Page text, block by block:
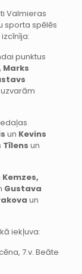
Valmieras
sporta spēlēs
punktus
Marks
un Kevins
Tīlens un
Gustava
un
iekļuva:
7.v. Beāte